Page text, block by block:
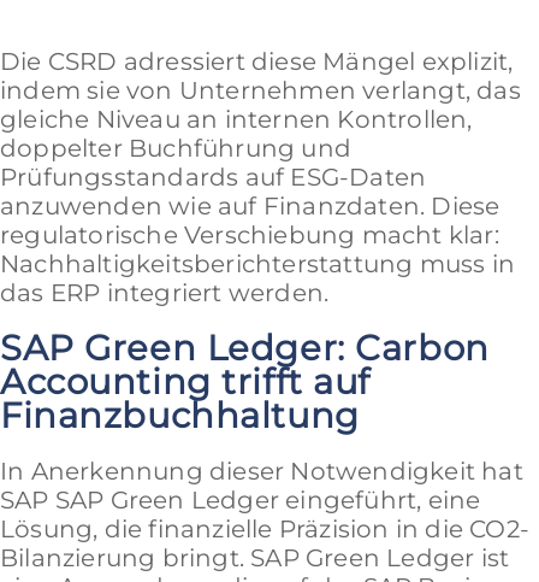
Die CSRD adressiert diese Mängel explizit,
indem sie von Unternehmen verlangt, das
gleiche Niveau an internen Kontrollen,
doppelter Buchführung und
Prüfungsstandards auf ESG-Daten
anzuwenden wie auf Finanzdaten. Diese
regulatorische Verschiebung macht klar:
Nachhaltigkeitsberichterstattung muss in
das ERP integriert werden.
SAP Green Ledger: Carbon
Accounting trifft auf
Finanzbuchhaltung
In Anerkennung dieser Notwendigkeit hat
SAP SAP Green Ledger eingeführt, eine
Lösung, die finanzielle Präzision in die CO2-
Bilanzierung bringt. SAP Green Ledger ist